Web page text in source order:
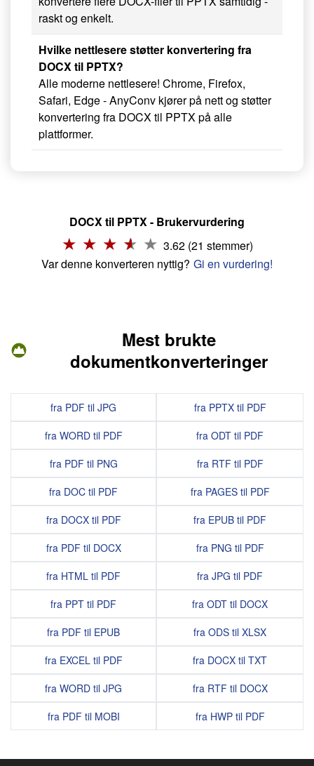
raskt og enkelt.
Hvilke nettlesere støtter konvertering fra
DOCX til PPTX?
Alle moderne nettlesere! Chrome, Firefox,
Safari, Edge - AnyConv kjører på nett og støtter
konvertering fra DOCX til PPTX på alle
plattformer.
DOCX til PPTX - Brukervurdering
3.62 (21 stemmer)
Var denne konverteren nyttig? Gi en vurdering!
Mest brukte
dokumentkonverteringer
fra PDF til JPG
fra WORD til PDF
fra PDF til PNG
fra DOC til PDF
fra DOCX til PDF
fra PDF til DOCX
fra HTML til PDF
fra PPT til PDF
fra PDF til EPUB
fra EXCEL til PDF
fra WORD til JPG
fra PDF til MOBI
fra PPTX til PDF
fra ODT til PDF
fra RTF til PDF
fra PAGES til PDF
fra EPUB til PDF
fra PNG til PDF
fra JPG til PDF
fra ODT til DOCX
fra ODS til XLSX
fra DOCX til TXT
fra RTF til DOCX
fra HWP til PDF